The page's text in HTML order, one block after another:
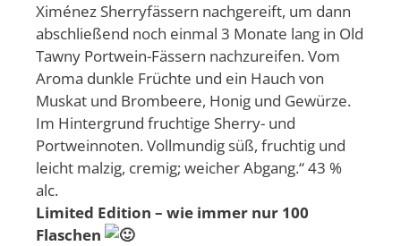
Ximénez Sherryfässern nachgereift, um dann
abschließend noch einmal 3 Monate lang in Old
Tawny Portwein-Fässern nachzureifen. Vom
Aroma dunkle Früchte und ein Hauch von
Muskat und Brombeere, Honig und Gewürze.
Im Hintergrund fruchtige Sherry- und
Portweinnoten. Vollmundig süß, fruchtig und
leicht malzig, cremig; weicher Abgang.“ 43 %
alc.
Limited Edition – wie immer nur 100
Flaschen